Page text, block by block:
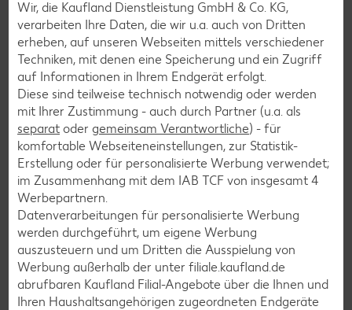
Pasta-Rezepte
Sushi-Rezepte
Raclette-Rezepte
Flammkuchen-Rezepte
Frühstücksrezepte
Salat-Rezepte
Spargel-Rezepte
Fleisch-Rezepte
Fisch-Rezepte
Geflügel-Rezepte
Lamm-Rezepte
Wir, die Kaufland Dienstleistung GmbH & Co. KG,
verarbeiten Ihre Daten, die wir u.a. auch von Dritten
erheben, auf unseren Webseiten mittels verschiedener
Techniken, mit denen eine Speicherung und ein Zugriff
auf Informationen in Ihrem Endgerät erfolgt.
Diese sind teilweise technisch notwendig oder werden
mit Ihrer Zustimmung - auch durch Partner (u.a. als
separat oder gemeinsam Verantwortliche) - für
komfortable Webseiteneinstellungen, zur Statistik-
Erstellung oder für personalisierte Werbung verwendet;
im Zusammenhang mit dem IAB TCF von insgesamt 4
Werbepartnern.
Datenverarbeitungen für personalisierte Werbung
werden durchgeführt, um eigene Werbung
auszusteuern und um Dritten die Ausspielung von
Werbung außerhalb der unter filiale.kaufland.de
abrufbaren Kaufland Filial-Angebote über die Ihnen und
Ihren Haushaltsangehörigen zugeordneten Endgeräte